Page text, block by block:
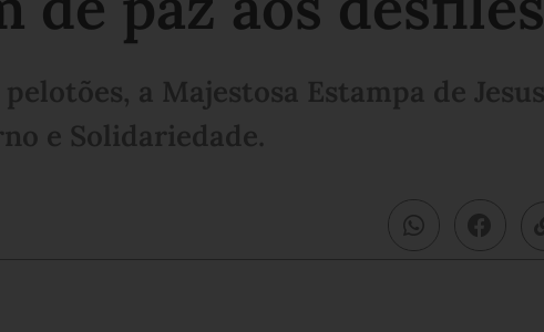
a Majestosa Estampa de Jesus
e Solidariedade.